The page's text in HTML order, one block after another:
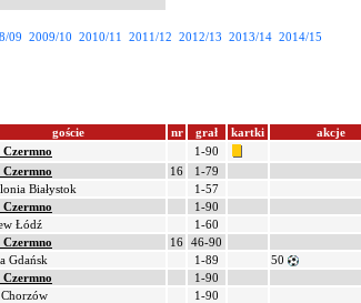
09 2009/10 2010/11 2011/12 2012/13 2013/14 2014/15
goście nr grał kartki
akcje
Czermno
1-90
Czermno 16
1-79
Białystok
1-57
Czermno
1-90
Łódź
1-60
Czermno 16 46-90
Gdańsk 1-89
50
Czermno
1-90
1-90